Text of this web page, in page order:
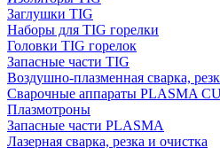
Заглушки TIG
Наборы для TIG горелки
Головки TIG горелок
Запасные части TIG
Воздушно-плазменная сварка,
Сварочные аппараты PLASMA
Плазмотроны
Запасные части PLASMA
Лазерная сварка, резка и очистка